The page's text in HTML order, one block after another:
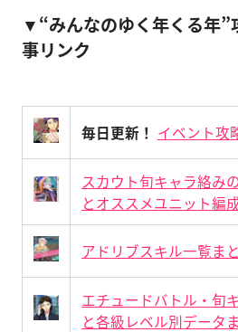
▼“みんなのゆく年くる年”
事リンク
毎日更新！ イベント攻
スカウト旬キャラ絡み
とオススメユニット編
アドリブスキル一覧ま
エチュードバトル・旬
と各級レベル別データ